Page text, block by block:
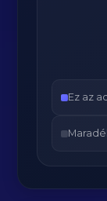
Ez az